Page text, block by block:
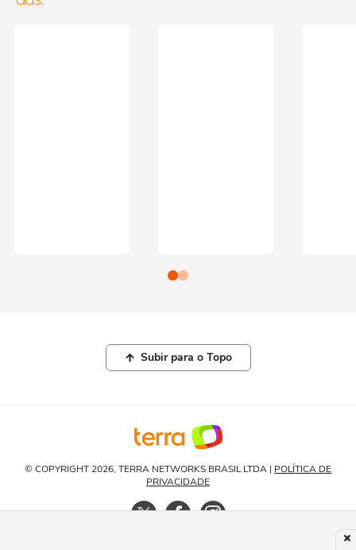
Subir para o Topo
© COPYRIGHT 2026, TERRA NETWORKS BRASIL LTDA | POLÍTICA DE
PRIVACIDADE